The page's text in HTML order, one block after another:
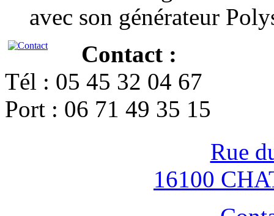
avec son générateur
Contact :
Tél : 05 45 32 04 67
Port : 06 71 49 35 15
Rue
16100